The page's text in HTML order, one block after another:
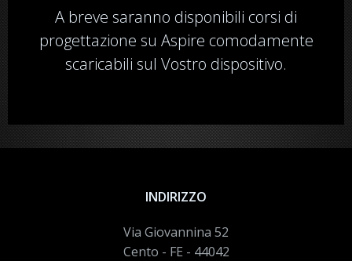
A breve saranno disponibili corsi di
progettazione su Aspire comodamente
scaricabili sul Vostro dispositivo.
INDIRIZZO
Via Giovannina 52
Cento - FE - 44042